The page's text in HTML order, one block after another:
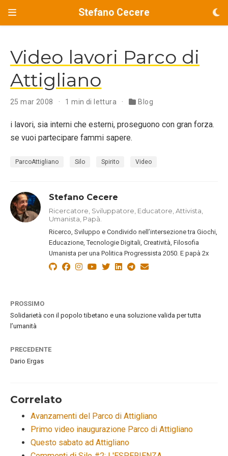
Stefano Cecere
Video lavori Parco di
Attigliano
25 mar 2008 1 min di lettura Blog
i lavori, sia interni che esterni, proseguono con gran forza.
se vuoi partecipare fammi sapere.
ParcoAttigliano Silo Spirito Video
Stefano Cecere
Ricercatore, Sviluppatore, Educatore, Attivista,
Umanista, Papà.
Ricerco, Sviluppo e Condivido nell’intersezione tra Giochi,
Educazione, Tecnologie Digitali, Creatività, Filosofia
Umanista per una Politica Progressista 2050. E papà 2x
PROSSIMO
Solidarietà con il popolo tibetano e una soluzione valida per tutta
l’umanità
PRECEDENTE
Dario Ergas
Correlato
Avanzamenti del Parco di Attigliano
Primo video inaugurazione Parco di Attigliano
Questo sabato ad Attigliano